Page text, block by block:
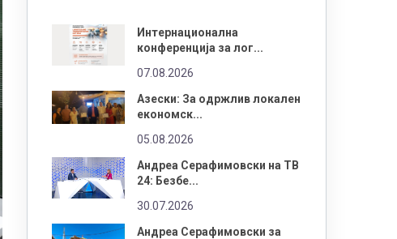
Интернационална
конференција за лог...
07.08.2026
Азески: За одржлив локален
економск...
05.08.2026
Андреа Серафимовски на ТВ
24: Безбе...
30.07.2026
Андреа Серафимовски за